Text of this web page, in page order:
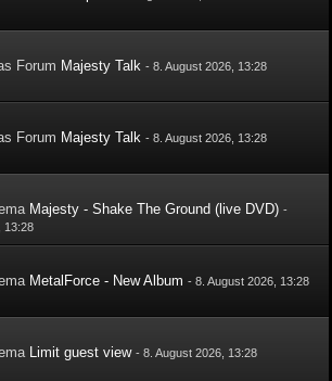
Forum Majesty Talk -8. August 2026, 13:28
Forum Majesty Talk -8. August 2026, 13:28
Majesty - Shake The Ground (live DVD) -
13:28
MetalForce - New Album -8. August 2026, 13:28
Limit guest view -8. August 2026, 13:28